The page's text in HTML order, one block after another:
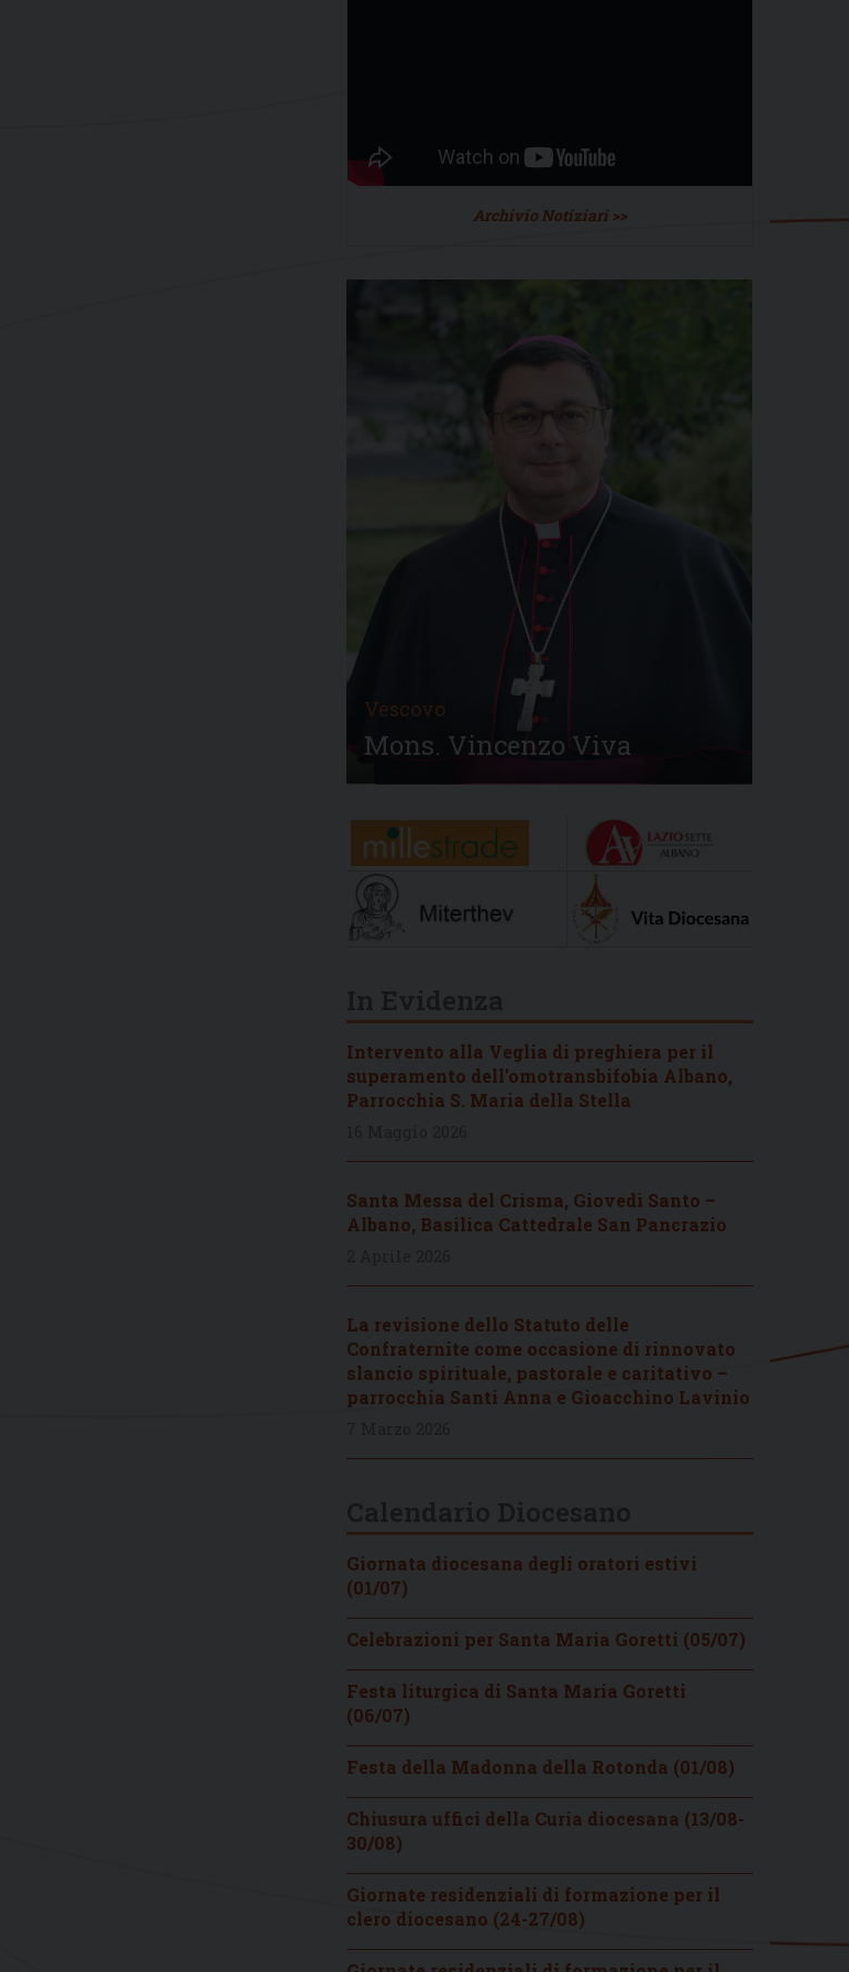
Archivio Notiziari >>
Vescovo
Mons. Vincenzo Viva
Intervento alla Veglia di preghiera per il
superamento dell’omotransbifobia Albano,
Parrocchia S. Maria della Stella
Santa Messa del Crisma, Giovedì Santo –
Albano, Basilica Cattedrale San Pancrazio
La revisione dello Statuto delle
Confraternite come occasione di rinnovato
slancio spirituale, pastorale e caritativo –
parrocchia Santi Anna e Gioacchino Lavinio
Giornata diocesana degli oratori estivi
(01/07)
Celebrazioni per Santa Maria Goretti (05/07)
Festa liturgica di Santa Maria Goretti
(06/07)
Festa della Madonna della Rotonda (01/08)
Chiusura uffici della Curia diocesana (13/08-
30/08)
Giornate residenziali di formazione per il
clero diocesano (24-27/08)